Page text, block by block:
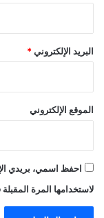
البريد الإلكتروني *
الموقع الإلكتروني
احفظ اسمي، بريدي
لاستخدامها المرة